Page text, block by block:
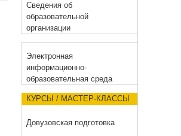
Сведения об
образовательной
организации
Электронная
информационно-
образовательная среда
КУРСЫ / МАСТЕР-КЛАССЫ
Довузовская подготовка